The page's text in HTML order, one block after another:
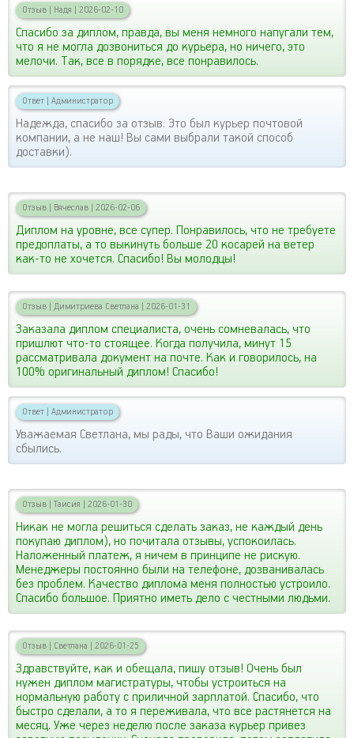
Отзыв | Надя | 2026-02-10
Спасибо за диплом, правда, вы меня немного напугали тем,
что я не могла дозвониться до курьера, но ничего, это
мелочи. Так, все в порядке, все понравилось.
Ответ | Администратор
Надежда, спасибо за отзыв. Это был курьер почтовой
компании, а не наш! Вы сами выбрали такой способ
доставки).
Отзыв | Вячеслав | 2026-02-06
Диплом на уровне, все супер. Понравилось, что не требуете
предоплаты, а то выкинуть больше 20 косарей на ветер
как-то не хочется. Спасибо! Вы молодцы!
Отзыв | Димитриева Светлана | 2026-01-31
Заказала диплом специалиста, очень сомневалась, что
пришлют что-то стоящее. Когда получила, минут 15
рассматривала документ на почте. Как и говорилось, на
100% оригинальный диплом! Спасибо!
Ответ | Администратор
Уважаемая Светлана, мы рады, что Ваши ожидания
сбылись.
Отзыв | Таисия | 2026-01-30
Никак не могла решиться сделать заказ, не каждый день
покупаю диплом), но почитала отзывы, успокоилась.
Наложенный платеж, я ничем в принципе не рискую.
Менеджеры постоянно были на телефоне, дозванивалась
без проблем. Качество диплома меня полностью устроило.
Спасибо большое. Приятно иметь дело с честными людьми.
Отзыв | Светлана | 2026-01-25
Здравствуйте, как и обещала, пишу отзыв! Очень был
нужен диплом магистратуры, чтобы устроиться на
нормальную работу с приличной зарплатой. Спасибо, что
быстро сделали, а то я переживала, что все растянется на
месяц. Уже через неделю после заказа курьер привез